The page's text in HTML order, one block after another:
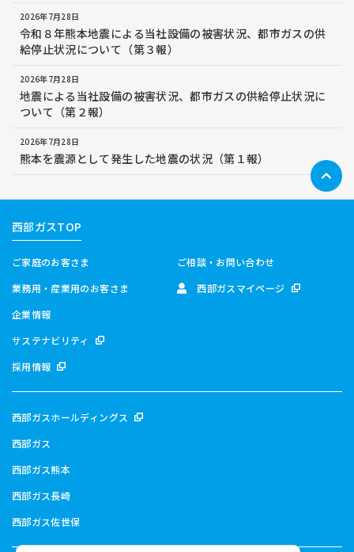
2026年7月28日
令和８年熊本地震による当社設備の被害状況、都市ガスの供
給停止状況について（第３報）
2026年7月28日
地震による当社設備の被害状況、都市ガスの供給停止状況に
ついて（第２報）
2026年7月28日
熊本を震源として発生した地震の状況（第１報）
西部ガスTOP
ご家庭のお客さま
業務用・産業用のお客さま
企業情報
サステナビリティ
採用情報
ご相談・お問い合わせ
西部ガスマイページ
西部ガスホールディングス
西部ガス
西部ガス熊本
西部ガス長崎
西部ガス佐世保